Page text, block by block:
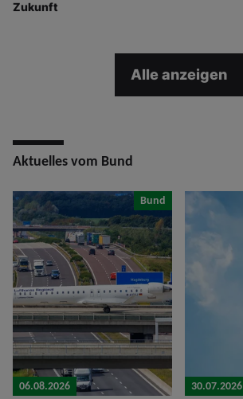
Zukunft
Alle anzeigen
Aktuelles vom Bund
06.08.2026
Bund
30.07.2026